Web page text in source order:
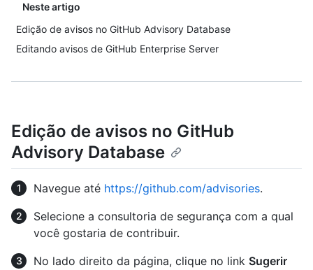
Neste artigo
Edição de avisos no GitHub Advisory Database
Editando avisos de GitHub Enterprise Server
Edição de avisos no GitHub
Advisory Database
Navegue até https://github.com/advisories.
Selecione a consultoria de segurança com a qual
você gostaria de contribuir.
No lado direito da página, clique no link Sugerir